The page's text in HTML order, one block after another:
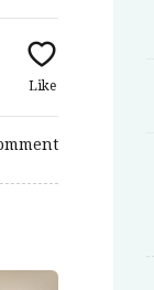
Like